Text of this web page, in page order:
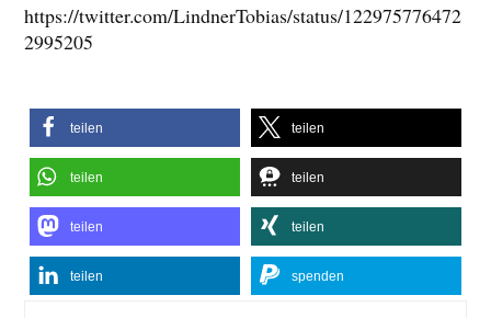
https://twitter.com/LindnerTobias/status/122975776472
2995205
teilen teilen
teilen teilen
teilen teilen
teilen spenden